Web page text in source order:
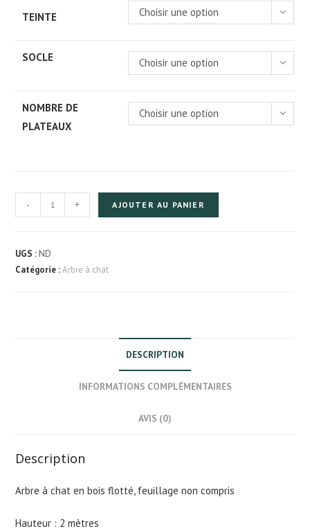
TEINTE Choisir une option
SOCLE Choisir une option
NOMBRE DE
PLATEAUX
Choisir une option
de
à
chat
- + AJOUTER AU PANIER
UGS : ND
Catégorie :Arbre à chat
DESCRIPTION
INFORMATIONS COMPLÉMENTAIRES
AVIS (0)
Description
Arbre à chat en bois flotté, feuillage non compris
Hauteur : 2 mètres